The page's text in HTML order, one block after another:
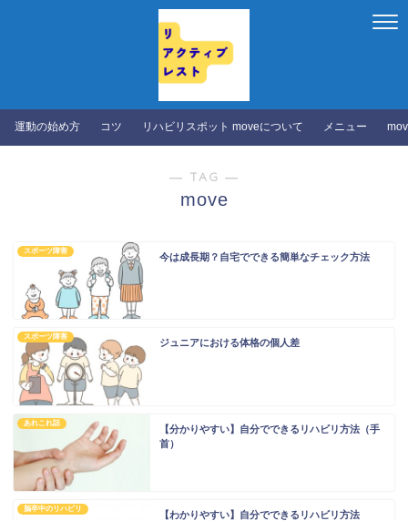
運動の始め方 コツ リハビリスポット moveについて メニュー
― TAG ―
move
スポーツ障害
今は成長期？自宅でできる簡単なチェック方法
スポーツ障害
ジュニアにおける体格の個人差
あれこれ話
【分かりやすい】自分でできるリハビリ方法（手
首）
脳卒中のリハビリ
【わかりやすい】自分でできるリハビリ方法